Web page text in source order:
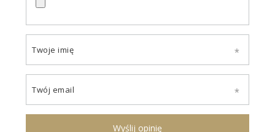
Twoje imię
Twój email
Wyślij opinię